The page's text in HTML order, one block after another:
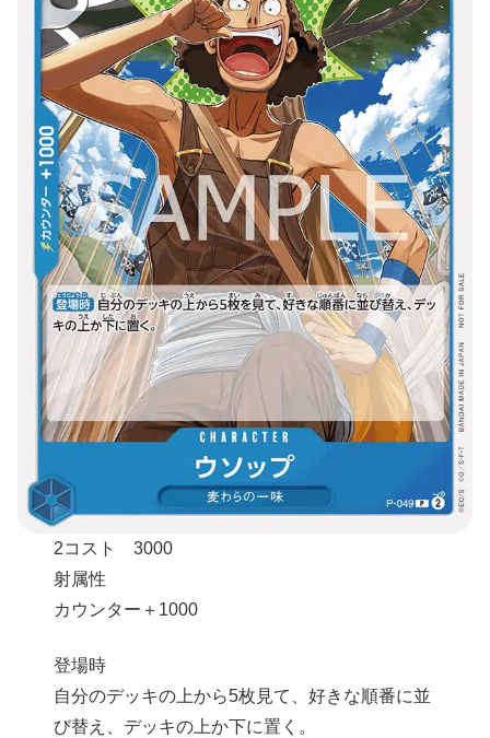
2コスト 3000
射属性
カウンター＋1000
登場時
自分のデッキの上から5枚見て、好きな順番に並
び替え、デッキの上か下に置く。